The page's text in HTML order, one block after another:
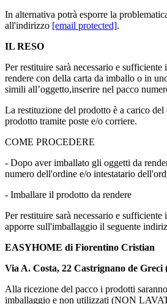
In alternativa potrà esporre la
all'indirizzo [email protected].
IL RESO
Per restituire sarà necessario e
rendere con della carta da imballo o in
simili all’oggetto,inserire nel pacco
La restituzione del prodotto è a carico
prodotto tramite poste e/o corriere.
COME PROCEDERE
- Dopo aver imballato gli oggetti da
numero dell'ordine e/o intestatario
- Imballare il prodotto da rendere
Per restituire sarà necessario e
apporre sull'imballaggio il seguente
EASYHOME di Fiorentino Cristian
Via A. Costa, 22 Castrignano de Greci
Alla ricezione del pacco i prodotti
imballaggio e non utilizzati (NON